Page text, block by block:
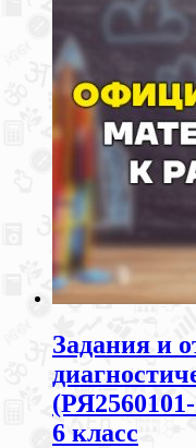
Задания и
6 класс